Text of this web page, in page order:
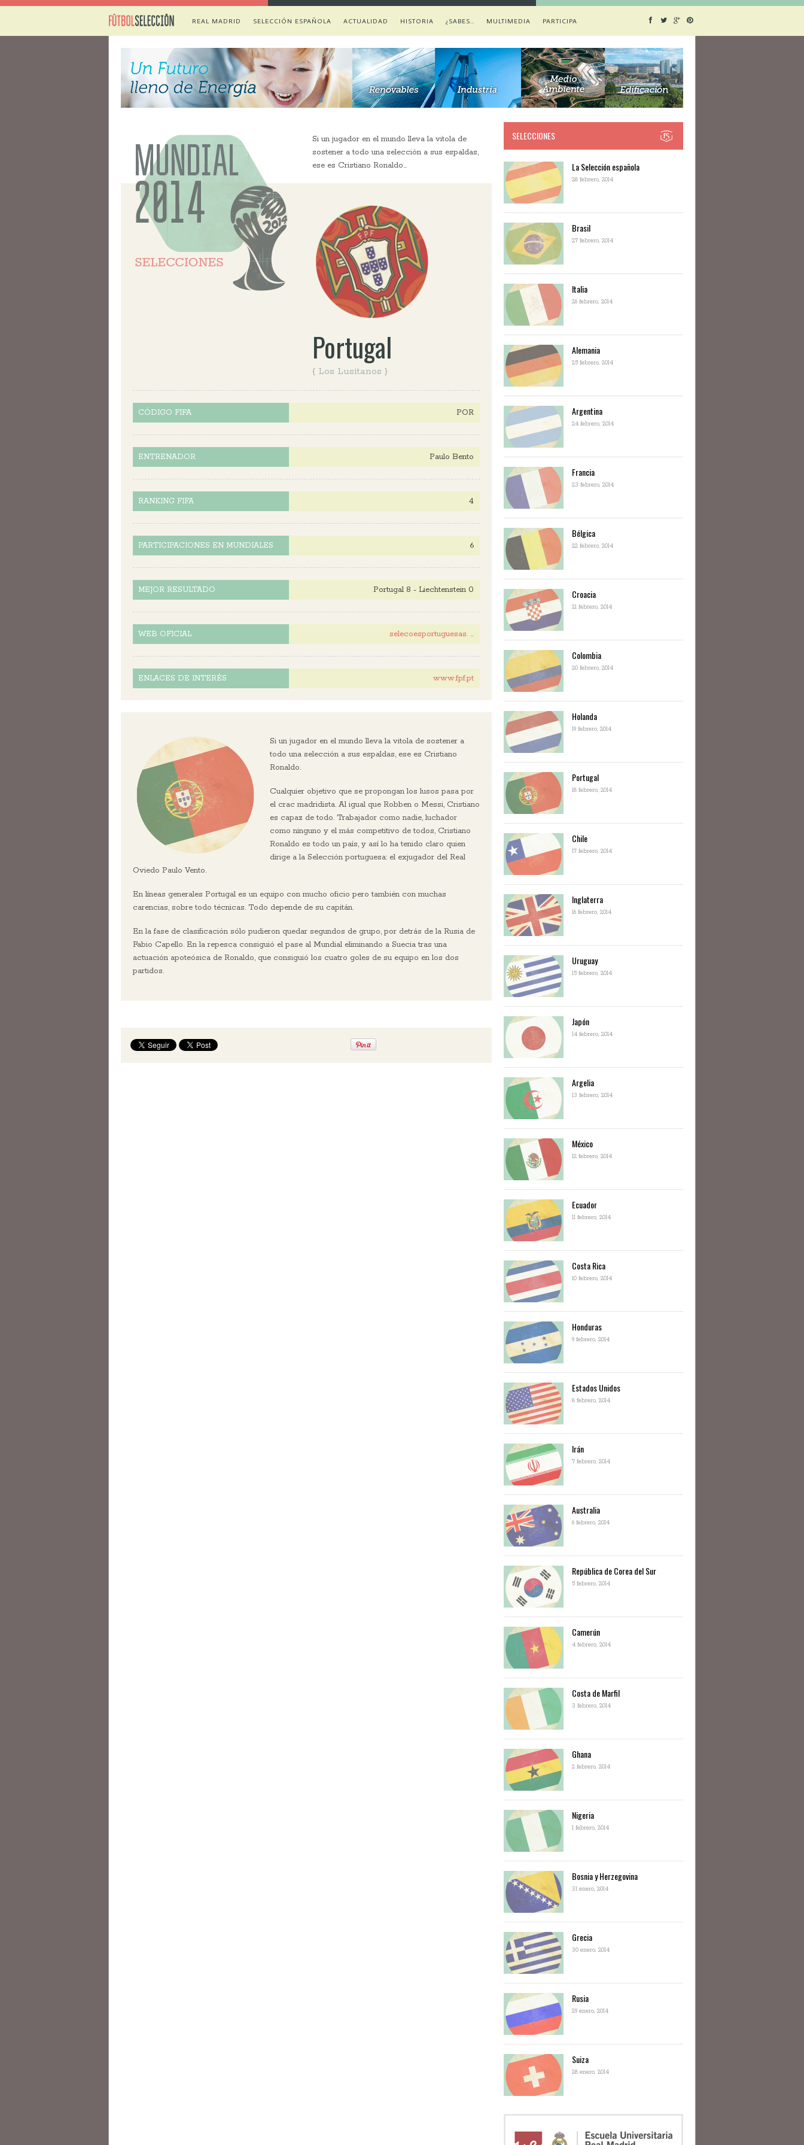
REAL MADRID SELECCIÓN ESPAÑOLA ACTUALIDAD HISTORIA ¿SABES… MULTIMEDIA PARTICIPA
Si un jugador en el mundo lleva la vitola de
sostener a todo una selección a sus espaldas,
ese es Cristiano Ronaldo…
Portugal
{ Los Lusitanos }
CÓDIGO FIFA POR
ENTRENADOR Paulo Bento
RANKING FIFA 4
PARTICIPACIONES EN MUNDIALES 6
MEJOR RESULTADO Portugal 8 - Liechtenstein 0
WEB OFICIAL selecoesportuguesas. ...
ENLACES DE INTERÉS www.fpf.pt
Si un jugador en el mundo lleva la vitola de sostener a
todo una selección a sus espaldas, ese es Cristiano
Ronaldo.
Cualquier objetivo que se propongan los lusos pasa por
el crac madridista. Al igual que Robben o Messi, Cristiano
es capaz de todo. Trabajador como nadie, luchador
como ninguno y el más competitivo de todos, Cristiano
Ronaldo es todo un país, y así lo ha tenido claro quien
dirige a la Selección portuguesa: el exjugador del Real
Oviedo Paulo Vento.
En líneas generales Portugal es un equipo con mucho oficio pero también con muchas
carencias, sobre todo técnicas. Todo depende de su capitán.
En la fase de clasificación sólo pudieron quedar segundos de grupo, por detrás de la Rusia de
Fabio Capello. En la repesca consiguió el pase al Mundial eliminando a Suecia tras una
actuación apoteósica de Ronaldo, que consiguió los cuatro goles de su equipo en los dos
partidos.
SELECCIONES
La Selección española
28 febrero, 2014
Brasil
27 febrero, 2014
Italia
26 febrero, 2014
Alemania
25 febrero, 2014
Argentina
24 febrero, 2014
Francia
23 febrero, 2014
Bélgica
22 febrero, 2014
Croacia
21 febrero, 2014
Colombia
20 febrero, 2014
Holanda
19 febrero, 2014
Portugal
18 febrero, 2014
Chile
17 febrero, 2014
Inglaterra
16 febrero, 2014
Uruguay
15 febrero, 2014
Japón
14 febrero, 2014
Argelia
13 febrero, 2014
México
12 febrero, 2014
Ecuador
11 febrero, 2014
Costa Rica
10 febrero, 2014
Honduras
9 febrero, 2014
Estados Unidos
8 febrero, 2014
Irán
7 febrero, 2014
Australia
6 febrero, 2014
República de Corea del Sur
5 febrero, 2014
Camerún
4 febrero, 2014
Costa de Marfil
3 febrero, 2014
Ghana
2 febrero, 2014
Nigeria
1 febrero, 2014
Bosnia y Herzegovina
31 enero, 2014
Grecia
30 enero, 2014
Rusia
29 enero, 2014
Suiza
28 enero, 2014